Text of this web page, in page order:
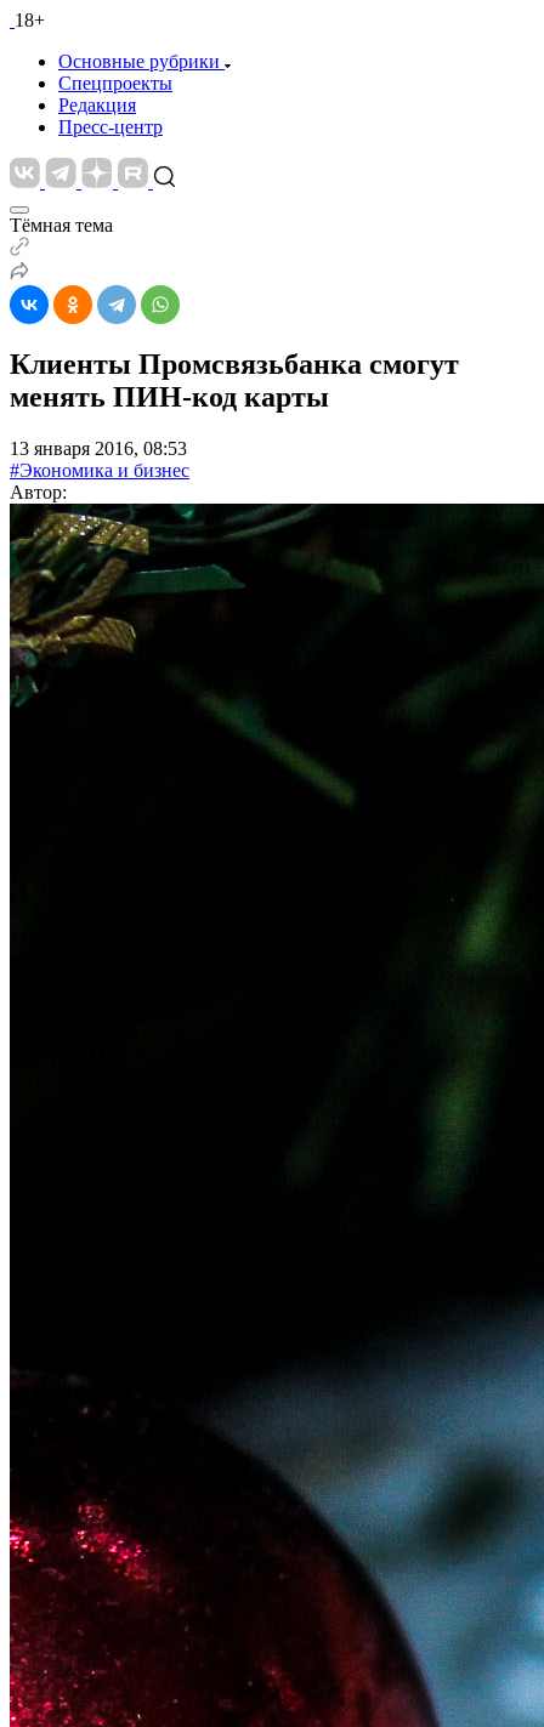
18+
Основные рубрики
Спецпроекты
Редакция
Пресс-центр
Тёмная тема
Клиенты Промсвязьбанка смогут
менять ПИН-код карты
13 января 2016, 08:53
#Экономика и бизнес
Автор: